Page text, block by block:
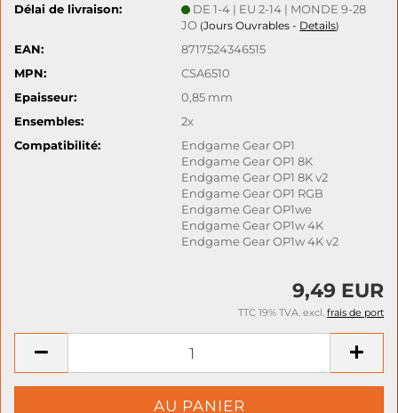
Délai de livraison:
DE 1-4 | EU 2-14 | MONDE 9-28
JO (Jours Ouvrables - Details)
EAN:
8717524346515
MPN:
CSA6510
Epaisseur:
0,85 mm
Ensembles:
2x
Compatibilité:
Endgame Gear OP1
Endgame Gear OP1 8K
Endgame Gear OP1 8K v2
Endgame Gear OP1 RGB
Endgame Gear OP1we
Endgame Gear OP1w 4K
Endgame Gear OP1w 4K v2
9,49 EUR
TTC 19% TVA. excl. frais de port